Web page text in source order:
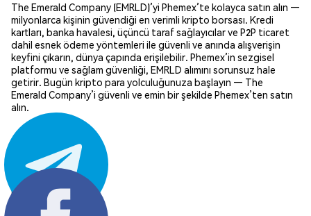
The Emerald Company (EMRLD)’yi Phemex’te kolayca satın alın —
milyonlarca kişinin güvendiği en verimli kripto borsası. Kredi
kartları, banka havalesi, üçüncü taraf sağlayıcılar ve P2P ticaret
dahil esnek ödeme yöntemleri ile güvenli ve anında alışverişin
keyfini çıkarın, dünya çapında erişilebilir. Phemex’in sezgisel
platformu ve sağlam güvenliği, EMRLD alımını sorunsuz hale
getirir. Bugün kripto para yolculuğunuza başlayın — The
Emerald Company’i güvenli ve emin bir şekilde Phemex’ten satın
alın.
Paylaş: